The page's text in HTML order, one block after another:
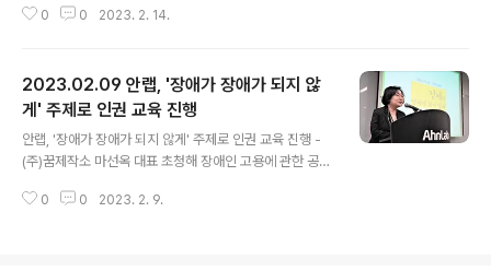
기준 2022년 매출액 2,280억, 영업이익 270억, 당기순이익 143억(별도기
1억) 각각 증가하고, 당기순이익은 65.9%(277억) 감소한 수치다. 별도 기준으
로는 전년대비 매출액이 8.6%(171억), 영업이익이 24.8%(58억) 증가했고,
당기순이익은 66.7%(277억) ..
0 0 2023. 2. 14.
2023.02.09 안랩, '장애가 장애가 되지 않
게' 주제로 인권 교육 진행
안랩, '장애가 장애가 되지 않게' 주제로 인권 교육 진행 -
(주)꿈제작소 마선옥 대표 초청해 장애인 고용에 관한 공감
인 고용 사례 ▲차별 없는 통합사회 조성을 위한 인식 마련
0 0 2023. 2. 9.